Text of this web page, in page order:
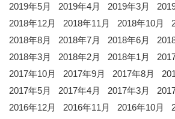
2019年5月
2019年4月 2019年3月
2018年12月
2018年11月 2018年10月
2018年8月
2018年7月 2018年6月
2018年3月
2018年2月 2018年1月
2017年10月
2017年9月 2017年8月
2017年5月
2017年4月 2017年3月
2016年12月
2016年11月 2016年10月